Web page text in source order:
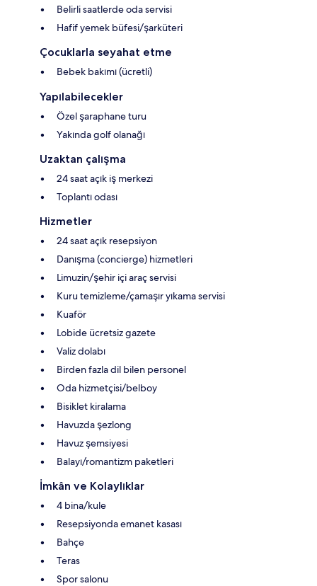
Belirli saatlerde oda servisi
Hafif yemek büfesi/şarküteri
Çocuklarla seyahat etme
Bebek bakımı (ücretli)
Yapılabilecekler
Özel şaraphane turu
Yakında golf olanağı
Uzaktan çalışma
24 saat açık iş merkezi
Toplantı odası
Hizmetler
24 saat açık resepsiyon
Danışma (concierge) hizmetleri
Limuzin/şehir içi araç servisi
Kuru temizleme/çamaşır yıkama servisi
Kuaför
Lobide ücretsiz gazete
Valiz dolabı
Birden fazla dil bilen personel
Oda hizmetçisi/belboy
Bisiklet kiralama
Havuzda şezlong
Havuz şemsiyesi
Balayı/romantizm paketleri
İmkân ve Kolaylıklar
4 bina/kule
Resepsiyonda emanet kasası
Bahçe
Teras
Spor salonu